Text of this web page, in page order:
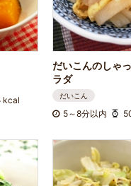
kcal
だいこんのしゃ
ラダ
だいこん
5～8分以内